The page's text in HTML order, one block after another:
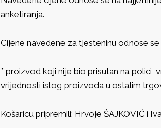
anketiranja.
Cijene navedene za tjesteninu odnose se
* proizvod koji nije bio prisutan na
vrijednosti istog proizvoda u ostalim
Košaricu pripremili: Hrvoje ŠAJKOVIĆ i